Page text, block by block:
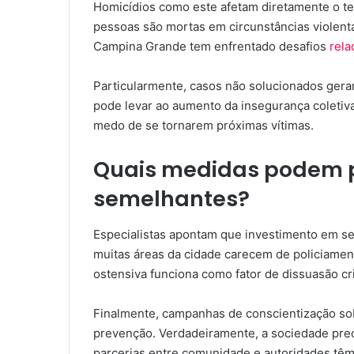
Homicídios como este afetam diretamente o
pessoas são mortas em circunstâncias
Campina Grande tem enfrentado desafios
Particularmente, casos não solucionados
pode levar ao aumento da insegurança
medo de se tornarem próximas vítimas.
Quais medidas podem
semelhantes?
Especialistas apontam que investimento em
muitas áreas da cidade carecem de
ostensiva funciona como fator de dissuasão
Finalmente, campanhas de conscientização
prevenção. Verdadeiramente, a sociedade